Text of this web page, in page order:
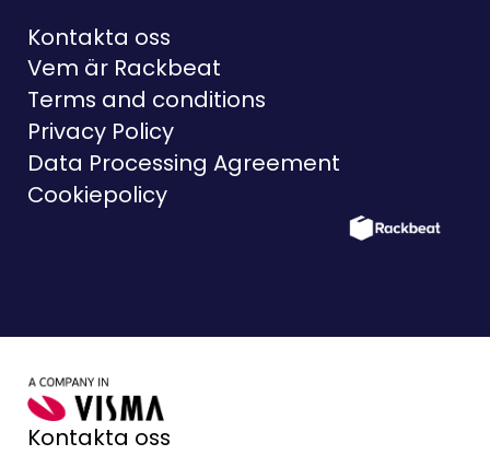
Kontakta oss
Vem är Rackbeat
Terms and conditions
Privacy Policy
Data Processing Agreement
Cookiepolicy
Kontakta oss